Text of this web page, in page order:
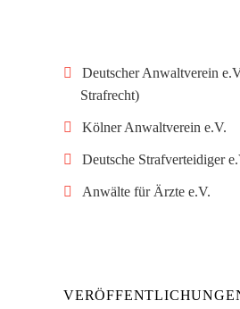
Deutscher Anwaltverein
Strafrecht)
Kölner Anwaltverein e.V.
Deutsche Strafverteidiger
Anwälte für Ärzte e.V.